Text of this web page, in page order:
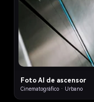
Foto AI de ascensor
Cinematográfico · Urbano